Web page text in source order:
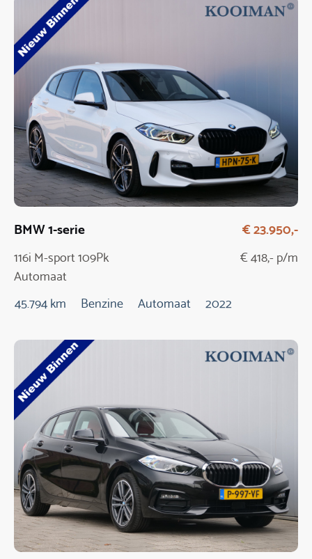
BMW 1-serie
116i M-sport 109Pk
Automaat
€ 23.950,-
€ 418,- p/m
45.794 km Benzine Automaat 2022